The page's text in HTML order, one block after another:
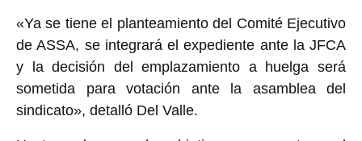
«Ya se tiene el planteamiento del Comité Ejecutivo
de ASSA, se integrará el expediente ante la JFCA
y la decisión del emplazamiento a huelga será
sometida para votación ante la asamblea del
sindicato», detalló Del Valle.